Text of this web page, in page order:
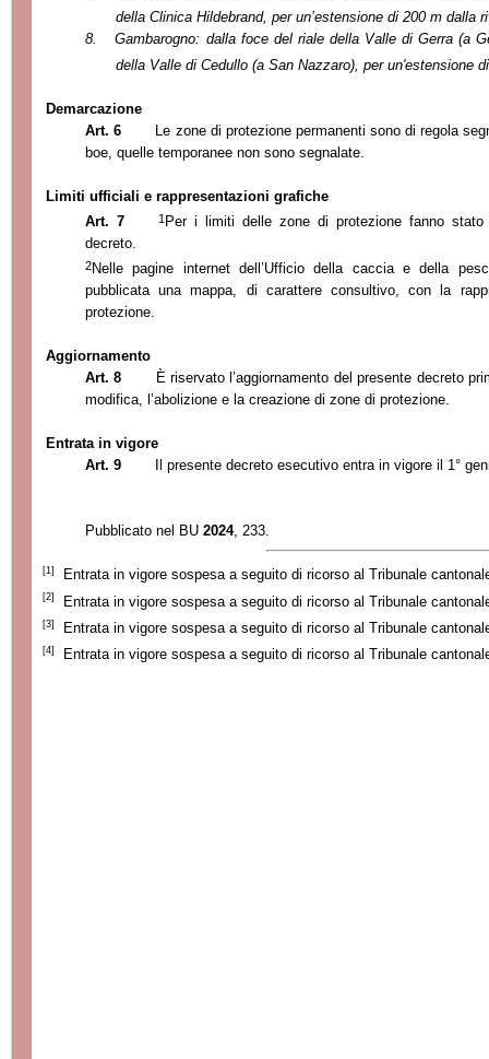
della Clinica Hildebrand, per un’estensione di 200 m dalla
8.
Gambarogno: dalla foce del riale della Valle di Gerra (a
della Valle di Cedullo (a San Nazzaro), per un'estensione
Demarcazione
Art. 6
Le zone di protezione permanenti sono di regola
boe, quelle temporanee non sono segnalate.
Limiti ufficiali e rappresentazioni grafiche
Art. 7
1 Per i limiti delle zone di protezione fanno
decreto.
2Nelle pagine internet dell’Ufficio della caccia e della
pubblicata una mappa, di carattere consultivo, con la
protezione.
Aggiornamento
Art. 8
È riservato l’aggiornamento del presente decreto
modifica, l’abolizione e la creazione di zone di protezione.
Entrata in vigore
Art. 9
Il presente decreto esecutivo entra in vigore il 1°
Pubblicato nel BU 2024, 233.
[1] Entrata in vigore sospesa a seguito di ricorso al Tribunale
[2] Entrata in vigore sospesa a seguito di ricorso al Tribunale
[3] Entrata in vigore sospesa a seguito di ricorso al Tribunale
[4] Entrata in vigore sospesa a seguito di ricorso al Tribunale